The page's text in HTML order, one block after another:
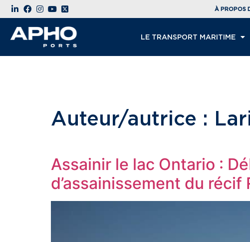
À PROPOS
LE TRANSPORT MARITIME
Auteur/autrice :
Assainir le lac Ontario :
d’assainissement du